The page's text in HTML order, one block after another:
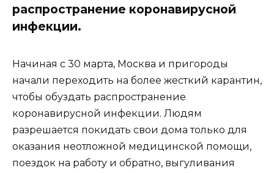
распространение коронавирусной
инфекции.
Начиная с 30 марта, Москва и пригороды
начали переходить на более жесткий карантин,
чтобы обуздать распространение
коронавирусной инфекции. Людям
разрешается покидать свои дома только для
оказания неотложной медицинской помощи,
поездок на работу и обратно, выгуливания